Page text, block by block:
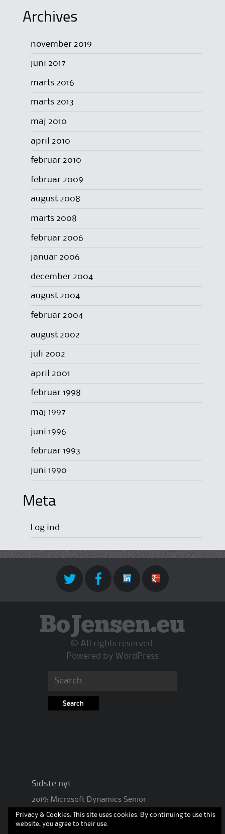
Archives
november 2019
juni 2017
marts 2016
marts 2013
maj 2010
april 2010
februar 2010
februar 2009
august 2008
marts 2008
februar 2006
januar 2006
december 2004
august 2004
februar 2004
august 2002
juli 2002
april 2001
februar 1998
maj 1997
juni 1996
februar 1993
juni 1990
Meta
Log ind
BoJensen.eu
© All rights reserved.
Powered by WordPress
Search
Sidste nyt
2019: Microsoft Dynamics Senior
systemudvikler – Pingala 2017 – 2019: Senior
systemudvikler – Fujitsu Danmark
Privacy & Cookies: This site uses cookies. By continuing to use this
website, you agree to their use.